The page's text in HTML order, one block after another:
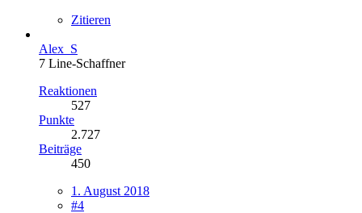
Zitieren
Alex_S
7 Line-Schaffner
Reaktionen
527
Punkte
2.727
Beiträge
450
1. August 2018
#4